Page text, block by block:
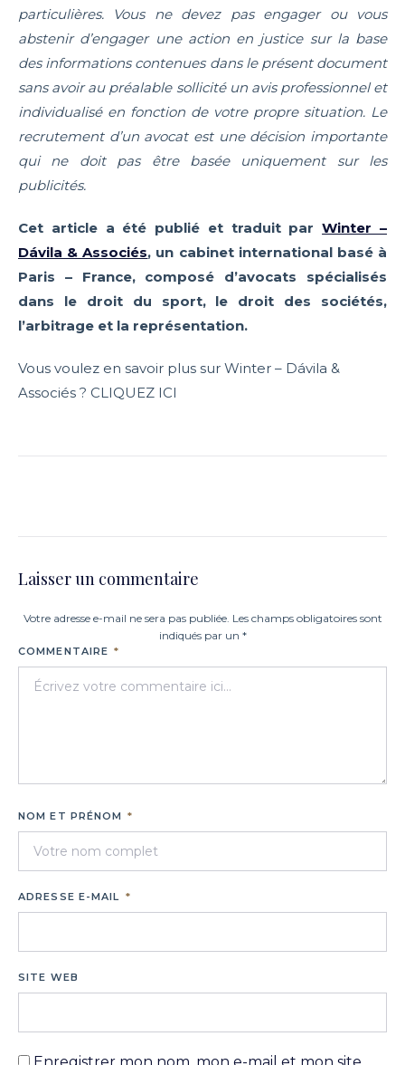
particulières. Vous ne devez pas engager ou vous
abstenir d’engager une action en justice sur la base
des informations contenues dans le présent document
sans avoir au préalable sollicité un avis professionnel et
individualisé en fonction de votre propre situation. Le
recrutement d’un avocat est une décision importante
qui ne doit pas être basée uniquement sur les
publicités.
Cet article a été publié et traduit parWinter –
Dávila & Associés, un cabinet international basé à
Paris – France, composé d’avocats spécialisés
dans le droit du sport, le droit des sociétés,
l’arbitrage et la représentation.
Vous voulez en savoir plus sur Winter – Dávila &
Associés ? CLIQUEZ ICI
Laisser un commentaire
Votre adresse e-mail ne sera pas publiée. Les champs obligatoires sont
indiqués par un *
COMMENTAIRE *
NOM ET PRÉNOM *
ADRESSE E-MAIL *
SITE WEB